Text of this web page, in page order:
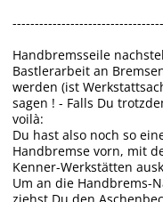
Handbremsseile
Bastlerarbeit an
werden (ist
sagen ! - Falls Du
voilà:
Du hast also noch so
Handbremse vorn, mit
Kenner-Werkstätten
Um an die Handbrems-